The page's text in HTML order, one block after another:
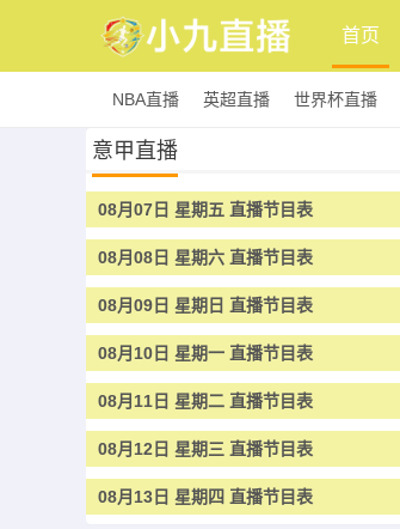
首页
NBA直播 英超直播 世界杯直播
意甲直播
08月07日 星期五 直播节目表
08月08日 星期六 直播节目表
08月09日 星期日 直播节目表
08月10日 星期一 直播节目表
08月11日 星期二 直播节目表
08月12日 星期三 直播节目表
08月13日 星期四 直播节目表